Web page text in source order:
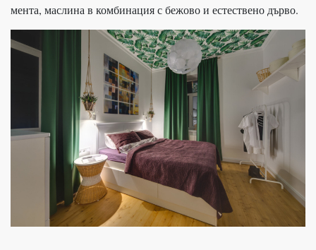
мента, маслина в комбинация с бежово и естествено дърво.